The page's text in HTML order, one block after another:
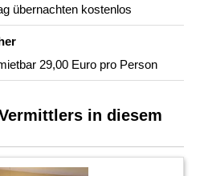
übernachten kostenlos
29,00 Euro pro Person
in diesem